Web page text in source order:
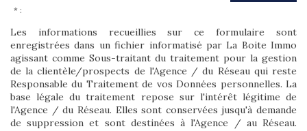
* :
Les informations recueillies sur ce formulaire sont
enregistrées dans un fichier informatisé par La Boite Immo
agissant comme Sous-traitant du traitement pour la gestion
de la clientèle/prospects de l'Agence / du Réseau qui reste
Responsable du Traitement de vos Données personnelles. La
base légale du traitement repose sur l'intérêt légitime de
l'Agence / du Réseau. Elles sont conservées jusqu'à demande
de suppression et sont destinées à l'Agence / au Réseau.